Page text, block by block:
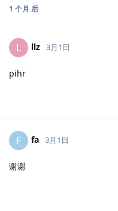
1 个月 后
L llz 3月1日
pihr
F fa 3月1日
谢谢